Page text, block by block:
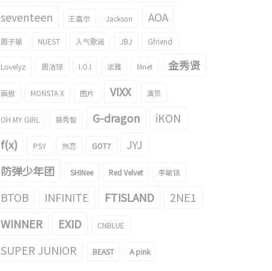
seventeen 王嘉尔 Jackson AOA
周子瑜 NUEST 人气歌谣 JBJ Gfriend
Lovelyz 周洁琼 I.O.I 泫雅 Mnet 金秀贤
画报 MONSTA X 图片 VIXX 演员
OH MY GIRL 裴秀智 G-dragon
iKON
f(x)
PSY 热恋 GOT7
JYJ
防弹少年团
SHINee Red Velvet 李敏镐
BTOB INFINITE FTISLAND
2NE1
WINNER
EXID CNBLUE
SUPER JUNIOR BEAST A pink